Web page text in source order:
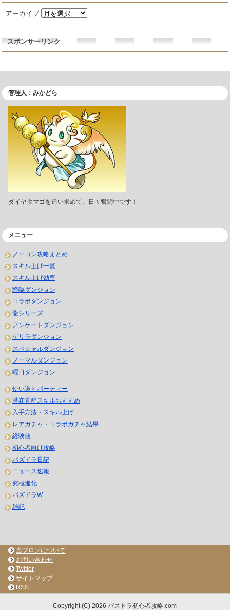
アーカイブ
スポンサーリンク
管理人：みかどら
ダイヤタマゴを追い求めて、日々奮闘中です！
メニュー
ノーコン攻略まとめ
スキル上げ一覧
スキル上げ効率
降臨ダンジョン
コラボダンジョン
龍シリーズ
アンケートダンジョン
ゲリラダンジョン
スペシャルダンジョン
ノーマルダンジョン
曜日ダンジョン
使い道とパーティー
潜在覚醒スキルおすすめ
入手方法・スキル上げ
レアガチャ・コラボガチャ結果
経験値
初心者向け攻略
パズドラ日記
ニュース速報
究極進化
パズドラW
雑記
当ブログについて
お問い合わせ
Twitter
サイトマップ
RSS
Copyright (C) 2026 パズドラ初心者攻略.com